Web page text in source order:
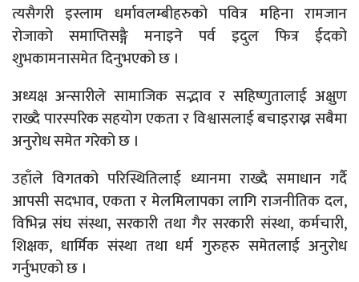
त्यसैगरी इस्लाम धर्मावलम्बीहरुको पवित्र महिना रामजान
रोजाको समाप्तिसङ्गै मनाइने पर्व इदुल फित्र ईदको
शुभकामनासमेत दिनुभएको छ ।
अध्यक्ष अन्सारीले सामाजिक सद्भाव र सहिष्णुतालाई अक्षुण
राख्दै पारस्परिक सहयोग एकता र विश्वासलाई बचाइराख्न सबैमा
अनुरोध समेत गरेको छ ।
उहाँले विगतको परिस्थितिलाई ध्यानमा राख्दै समाधान गर्दै
आपसी सदभाव, एकता र मेलमिलापका लागि राजनीतिक दल,
विभिन्न संघ संस्था, सरकारी तथा गैर सरकारी संस्था, कर्मचारी,
शिक्षक, धार्मिक संस्था तथा धर्म गुरुहरु समेतलाई अनुरोध
गर्नुभएको छ ।